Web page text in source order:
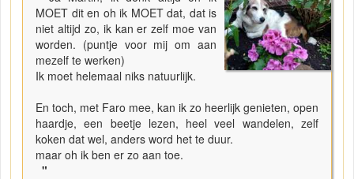
MOET dit en oh ik MOET dat, dat is
niet altijd zo, ik kan er zelf moe van
worden. (puntje voor mij om aan
mezelf te werken)
Ik moet helemaal niks natuurlijk.
En toch, met Faro mee, kan ik zo heerlijk genieten, open
haardje, een beetje lezen, heel veel wandelen, zelf
koken dat wel, anders word het te duur.
maar oh ik ben er zo aan toe.
"